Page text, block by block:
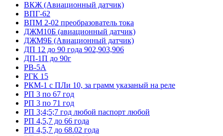
ВКЖ (Авиационный датчик)
ВПГ-62
ВПМ 2-02 преобразователь тока
ДЖМ10Б (авиационный датчик)
ДЖМ9Б (Авиационный датчик)
ДП 12 до 90 года 902,903,906
ДП-1П до 90г
РВ-5А
РГК 15
РКМ-1 с ПЛи 10, за грамм указаный на реле
РП 3 по 67 год
РП 3 по 71 год
РП 3;4;5;7 год любой паспорт любой
РП 4,5,7 до 66 года
РП 4,5,7 до 68.02 года